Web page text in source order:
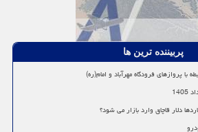
پربیننده ترین ها
با پروازهای فرودگاه مهرآباد و امام(ره)
دلار قاچاق وارد بازار می شود؟